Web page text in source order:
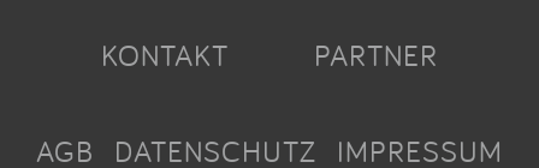
KONTAKT PARTNER
AGB DATENSCHUTZ IMPRESSUM